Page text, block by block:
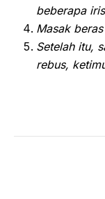
beberapa
Masak
Setelah itu,
rebus,